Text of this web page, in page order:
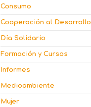
Consumo
Cooperación al Desarrollo
Día Solidario
Formación y Cursos
Informes
Medioambiente
Mujer